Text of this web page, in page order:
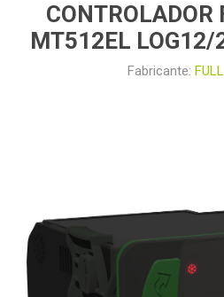
CONTROLADOR
MT512EL LOG12/
Fabricante: